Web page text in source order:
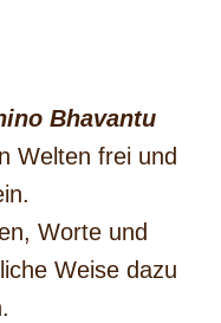
Bhavantu
Welten frei und
Worte und
Weise dazu